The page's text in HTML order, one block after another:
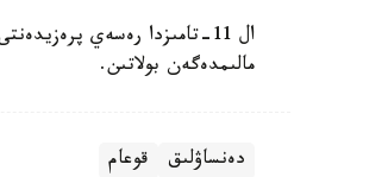
مالىمدەگەن بولاتىن.
دەنساۋلىق قوعام